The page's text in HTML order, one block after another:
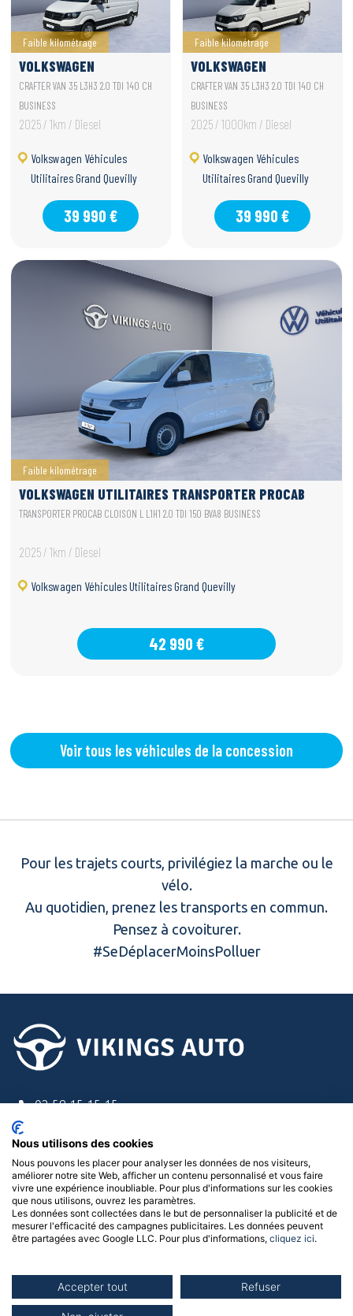
Faible kilométrage
VOLKSWAGEN
UTILITAIRES CRAFTER
VAN
CRAFTER VAN 35 L3H3 2.0 TDI 140 CH
BUSINESS
2025 / 1km / Diesel
Volkswagen Véhicules
Utilitaires Grand Quevilly
39 990 €
Faible kilométrage
VOLKSWAGEN
UTILITAIRES CRAFTER
VAN
CRAFTER VAN 35 L3H3 2.0 TDI 140 CH
BUSINESS
2025 / 1000km / Diesel
Volkswagen Véhicules
Utilitaires Grand Quevilly
39 990 €
Faible kilométrage
VOLKSWAGEN UTILITAIRES TRANSPORTER PROCAB
TRANSPORTER PROCAB CLOISON L L1H1 2.0 TDI 150 BVA8 BUSINESS
2025 / 1km / Diesel
Volkswagen Véhicules Utilitaires Grand Quevilly
42 990 €
Voir tous les véhicules de la concession
Pour les trajets courts, privilégiez la marche ou le
vélo.
Au quotidien, prenez les transports en commun.
Pensez à covoiturer.
#SeDéplacerMoinsPolluer
02.58.15.15.15
Suivez-nous !
Menu
Nos concessions
Politique de confidentialité|Mentions légales|Gérer les
cookies| © 2026 Vikings Auto
Nous utilisons des cookies
Nous pouvons les placer pour analyser les données de nos visiteurs,
améliorer notre site Web, afficher un contenu personnalisé et vous faire
vivre une expérience inoubliable. Pour plus d'informations sur les cookies
que nous utilisons, ouvrez les paramètres.
Les données sont collectées dans le but de personnaliser la publicité et de
mesurer l'efficacité des campagnes publicitaires. Les données peuvent
être partagées avec Google LLC. Pour plus d'informations, cliquez ici.
Accepter tout Refuser